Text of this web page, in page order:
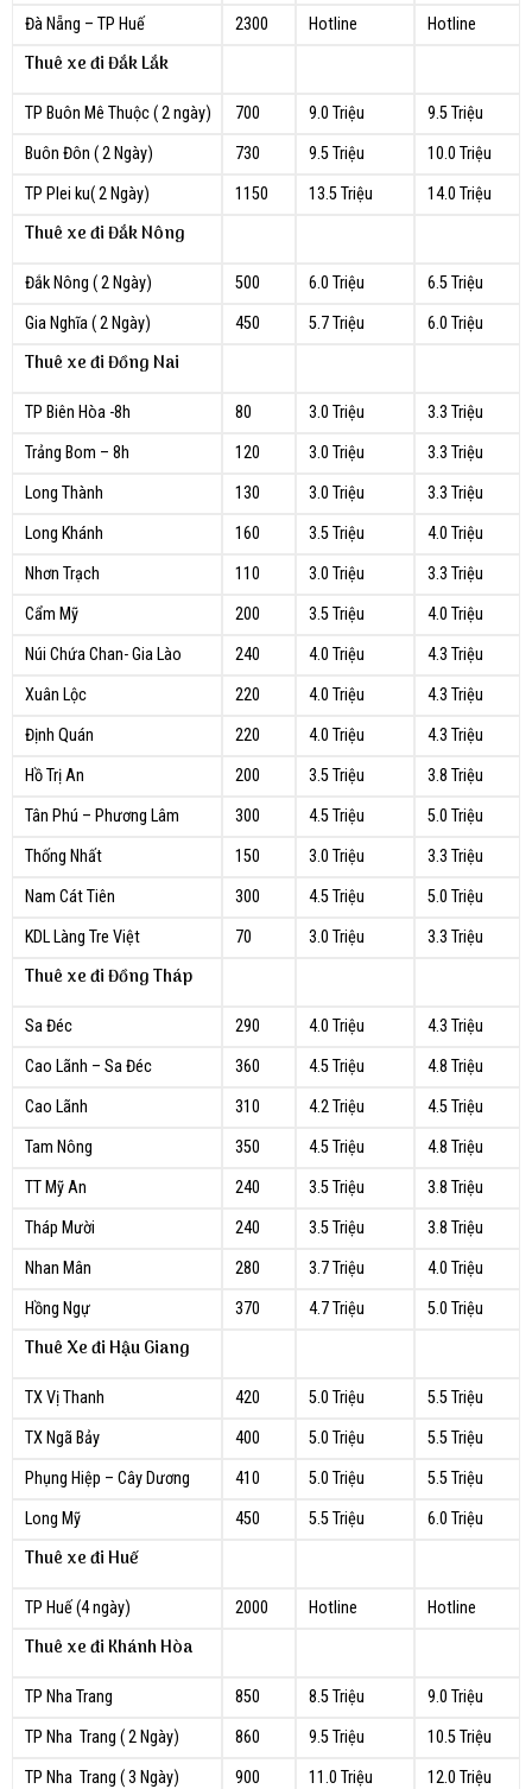
Đà Nẵng – TP Huế 2300 Hotline Hotline
Thuê xe đi Đắk Lắk
TP Buôn Mê Thuộc ( 2 ngày) 700 9.0 Triệu
9.5 Triệu
Buôn Đôn ( 2 Ngày)
730 9.5 Triệu
10.0 Triệu
TP Plei ku( 2 Ngày)
1150 13.5 Triệu 14.0 Triệu
Thuê xe đi Đắk Nông
Đắk Nông ( 2 Ngày) 500 6.0 Triệu
6.5 Triệu
Gia Nghĩa ( 2 Ngày)
450 5.7 Triệu 6.0 Triệu
Thuê xe đi Đồng Nai
TP Biên Hòa -8h 80 3.0 Triệu
3.3 Triệu
Trảng Bom – 8h
120 3.0 Triệu
3.3 Triệu
Long Thành
130 3.0 Triệu
3.3 Triệu
Long Khánh
160 3.5 Triệu
4.0 Triệu
Nhơn Trạch
110 3.0 Triệu
3.3 Triệu
Cẩm Mỹ
200 3.5 Triệu
4.0 Triệu
Núi Chứa Chan- Gia Lào
240 4.0 Triệu
4.3 Triệu
Xuân Lộc
220 4.0 Triệu
4.3 Triệu
Định Quán
220 4.0 Triệu
4.3 Triệu
Hồ Trị An
200 3.5 Triệu
3.8 Triệu
Tân Phú – Phương Lâm
300 4.5 Triệu
5.0 Triệu
Thống Nhất
150 3.0 Triệu
3.3 Triệu
Nam Cát Tiên
300 4.5 Triệu
5.0 Triệu
KDL Làng Tre Việt
70 3.0 Triệu 3.3 Triệu
Thuê xe đi Đồng Tháp
Sa Đéc 290 4.0 Triệu
4.3 Triệu
Cao Lãnh – Sa Đéc
360 4.5 Triệu
4.8 Triệu
Cao Lãnh
310 4.2 Triệu
4.5 Triệu
Tam Nông
350 4.5 Triệu
4.8 Triệu
TT Mỹ An
240 3.5 Triệu
3.8 Triệu
Tháp Mười
240 3.5 Triệu
3.8 Triệu
Nhan Mân
280 3.7 Triệu
4.0 Triệu
Hồng Ngự
370 4.7 Triệu 5.0 Triệu
Thuê Xe đi Hậu Giang
TX Vị Thanh 420 5.0 Triệu
5.5 Triệu
TX Ngã Bảy
400 5.0 Triệu
5.5 Triệu
Phụng Hiệp – Cây Dương
410 5.0 Triệu
5.5 Triệu
Long Mỹ
450 5.5 Triệu 6.0 Triệu
Thuê xe đi Huế
TP Huế (4 ngày) 2000 Hotline Hotline
Thuê xe đi Khánh Hòa
TP Nha Trang 850 8.5 Triệu
9.0 Triệu
TP Nha Trang ( 2 Ngày)
860 9.5 Triệu
10.5 Triệu
TP Nha Trang ( 3 Ngày)
900 11.0 Triệu
12.0 Triệu